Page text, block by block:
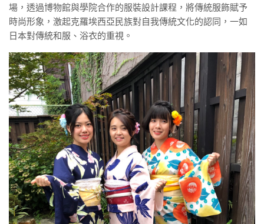
場，透過博物館與學院合作的服裝設計課程，將傳統服飾賦予
時尚形象，激起克羅埃西亞民族對自我傳統文化的認同，一如
日本對傳統和服、浴衣的重視。